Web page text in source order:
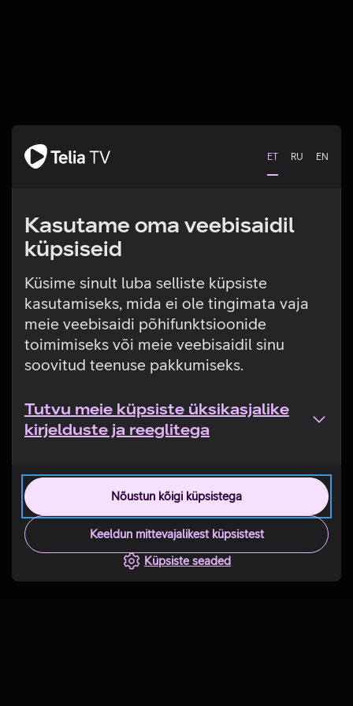
ET RU EN
Kasutame oma veebisaidil
küpsiseid
Küsime sinult luba selliste küpsiste
kasutamiseks, mida ei ole tingimata vaja
meie veebisaidi põhifunktsioonide
toimimiseks või meie veebisaidil sinu
soovitud teenuse pakkumiseks.
Tutvu meie küpsiste üksikasjalike
kirjelduste ja reeglitega
Nõustun kõigi küpsistega
Keeldun mittevajalikest küpsistest
Küpsiste seaded
Tehniline viga